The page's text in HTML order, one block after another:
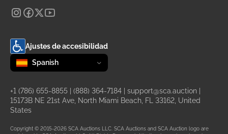
Ajustes de accesibilidad
Change language
selected
Spanish
+1 (786) 655-8855 (888) 364-7184 support@sca.auction
15173B NE 21st Ave, North Miami Beach, FL 33162, United
States
Copyright © 2015-2026 SCA Auctions LLC. SCA Auctions and SCA Auction logo are